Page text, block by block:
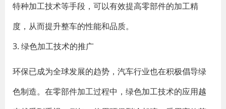
特种加工技术等手段，可以有效提高零部件的加工精
度，从而提升整车的性能和品质。
3. 绿色加工技术的推广
环保已成为全球发展的趋势，汽车行业也在积极倡导绿
色制造。在零部件加工过程中，绿色加工技术的应用越